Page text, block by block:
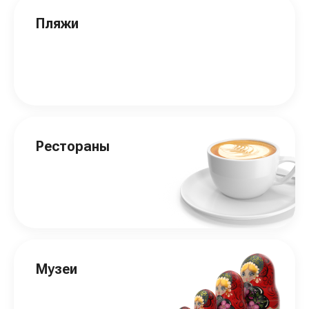
Пляжи
Рестораны
Музеи